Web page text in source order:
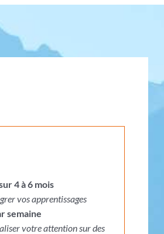
4 à 6 mois
vos apprentissages
semaine
votre attention sur des